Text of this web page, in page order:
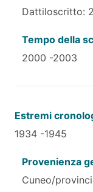
Dattiloscritto: 2
Tempo della
2000 -2003
Estremi
1934 -1945
Provenienza
Cuneo/